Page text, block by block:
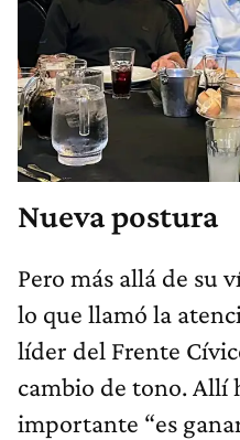
Nueva postura
Pero más allá de su
lo que llamó la
líder del Frente
cambio de tono. Allí
importante “es